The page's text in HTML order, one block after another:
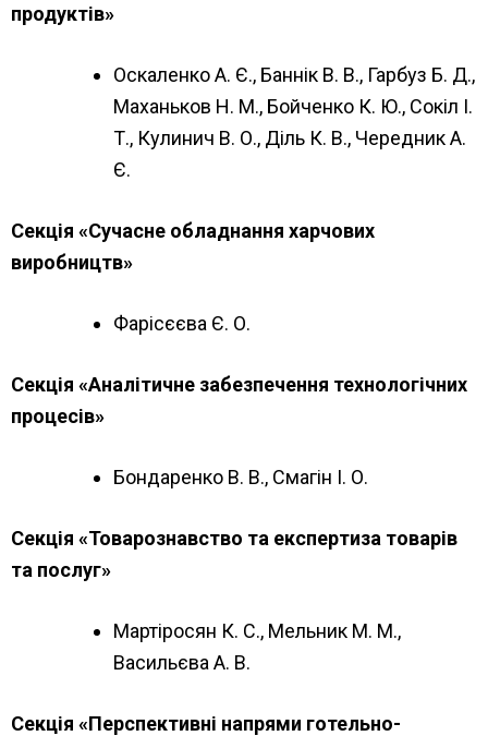
продуктів»
Оскаленко А. Є., Баннік В. В., Гарбуз Б. Д.,
Маханьков Н. М., Бойченко К. Ю., Сокіл І.
Т., Кулинич В. О., Діль К. В., Чередник А.
Є.
Секція «Сучасне обладнання харчових
виробництв»
Фарісєєва Є. О.
Секція «Аналітичне забезпечення технологічних
процесів»
Бондаренко В. В., Смагін І. О.
Секція «Товарознавство та експертиза товарів
та послуг»
Мартіросян К. С., Мельник М. М.,
Васильєва А. В.
Секція «Перспективні напрями готельно-